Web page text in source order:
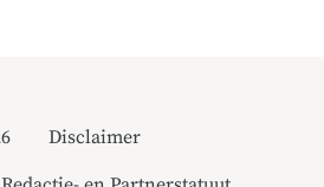
Disclaimer